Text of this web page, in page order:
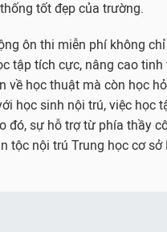
tốt đẹp của trường.
ôn thi miễn phí không
tập tích cực, nâng cao
về học thuật mà còn học
học sinh nội trú, việc học
đó, sự hỗ trợ từ phía thầy
tộc nội trú Trung học cơ